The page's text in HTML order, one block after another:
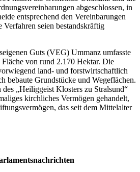
abgeschlossen, in
entsprechend den Vereinbarungen
Verfahren seien bestandskräftig
Guts (VEG) Ummanz umfasste
von rund 2.170 Hektar. Die
land- und forstwirtschaftlich
bebaute Grundstücke und Wegeflächen.
„Heiliggeist Klosters zu Stralsund“
kirchliches Vermögen gehandelt,
das seit dem Mittelalter